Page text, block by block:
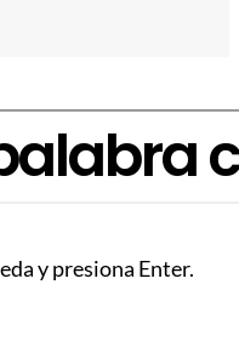
y presiona Enter.